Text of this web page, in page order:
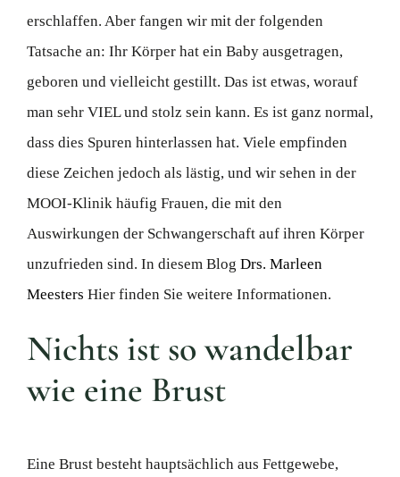
erschlaffen. Aber fangen wir mit der folgenden
Tatsache an: Ihr Körper hat ein Baby ausgetragen,
geboren und vielleicht gestillt. Das ist etwas, worauf
man sehr VIEL und stolz sein kann. Es ist ganz normal,
dass dies Spuren hinterlassen hat. Viele empfinden
diese Zeichen jedoch als lästig, und wir sehen in der
MOOI-Klinik häufig Frauen, die mit den
Auswirkungen der Schwangerschaft auf ihren Körper
unzufrieden sind. In diesem Blog Drs. Marleen
Meesters Hier finden Sie weitere Informationen.
Nichts ist so wandelbar
wie eine Brust
Eine Brust besteht hauptsächlich aus Fettgewebe,